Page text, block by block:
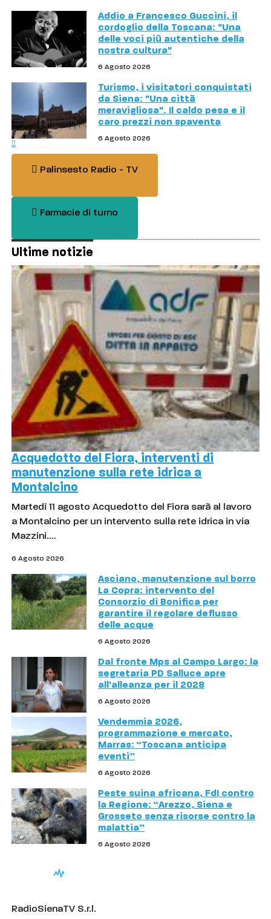
Addio a Francesco Guccini, il
cordoglio della Toscana: "Una
delle voci più autentiche della
nostra cultura"
6 Agosto 2026
Turismo, i visitatori conquistati
da Siena: "Una città
meravigliosa". Il caldo pesa e il
caro prezzi non spaventa
6 Agosto 2026
Palinsesto Radio - TV
Farmacie di turno
Ultime notizie
Acquedotto del Fiora, interventi di
manutenzione sulla rete idrica a
Montalcino
Martedì 11 agosto Acquedotto del Fiora sarà al lavoro
a Montalcino per un intervento sulla rete idrica in via
Mazzini.…
6 Agosto 2026
Asciano, manutenzione sul borro
La Copra: intervento del
Consorzio di Bonifica per
garantire il regolare deflusso
delle acque
6 Agosto 2026
Dal fronte Mps al Campo Largo: la
segretaria PD Salluce apre
all'alleanza per il 2028
6 Agosto 2026
Vendemmia 2026,
programmazione e mercato,
Marras: “Toscana anticipa
eventi”
6 Agosto 2026
Peste suina africana, FdI contro
la Regione: “Arezzo, Siena e
Grosseto senza risorse contro la
malattia”
6 Agosto 2026
RadioSienaTV S.r.l.